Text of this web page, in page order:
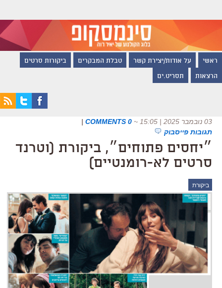
ראשי על אודות/יצירת קשר טבלת המבקרים ביקורות סרטים
הרצאות תסריט.ים
03 נובמבר 2025 | 15:05 ~
0 COMMENTS
|
תגובות פייסבוק
״יחסים פתוחים״, ביקורת (וטרנד
סרטים לא-רומנטיים)
ביקורת